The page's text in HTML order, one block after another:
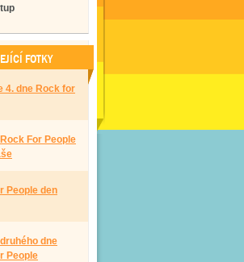
FOTKY
4. dne Rock for
For People
People den
dne
People